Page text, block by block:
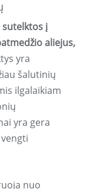
į
aliejus,
yra
šalutinių
ilgalaikiam
yra gera
nuo